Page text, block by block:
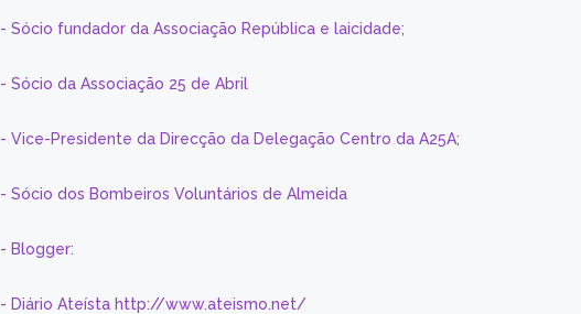
- Sócio fundador da Associação República e laicidade;
- Sócio da Associação 25 de Abril
- Vice-Presidente da Direcção da Delegação Centro da A25A;
- Sócio dos Bombeiros Voluntários de Almeida
- Blogger:
- Diário Ateísta http://www.ateismo.net/